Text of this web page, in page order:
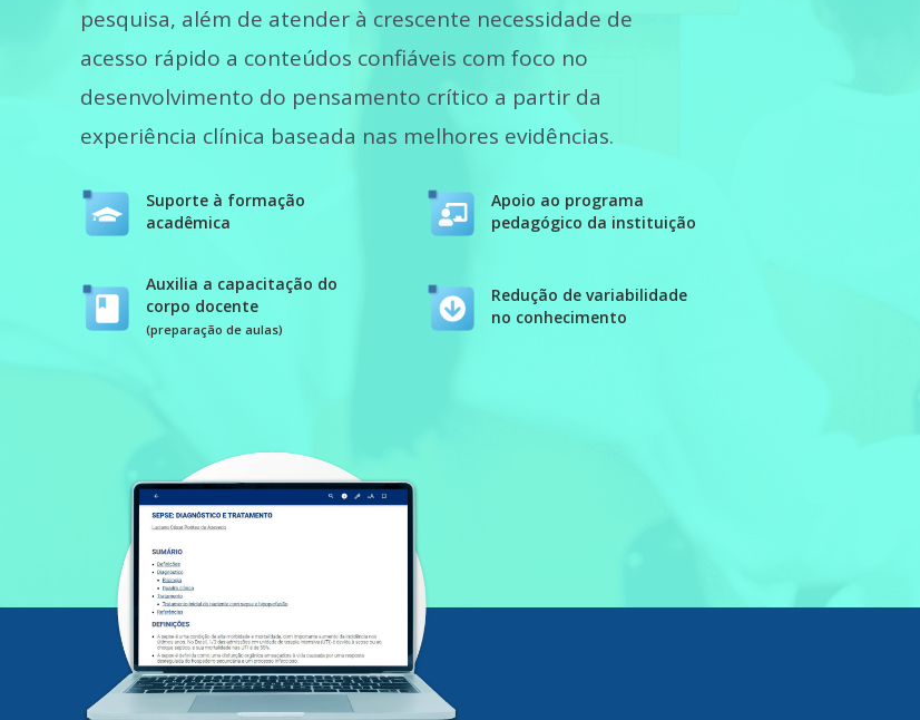
pesquisa, além de atender à crescente necessidade de
acesso rápido a conteúdos confiáveis com foco no
desenvolvimento do pensamento crítico a partir da
experiência clínica baseada nas melhores evidências.
Suporte à formação
acadêmica
Apoio ao programa
pedagógico da instituição
Auxilia a capacitação do
corpo docente
(preparação de aulas)
Redução de variabilidade
no conhecimento